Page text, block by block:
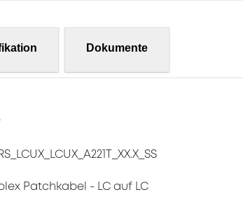
Dokumente
Patchkabel - LC auf LC